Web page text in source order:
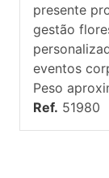
presente
gestão
eventos
Peso
Ref. 51980